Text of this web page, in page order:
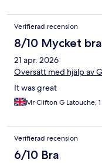
Verifierad recension
8/10 Mycket bra
21 apr. 2026
Översätt med hjälp av
It was great
Mr Clifton G Latouche,
Verifierad recension
6/10 Bra